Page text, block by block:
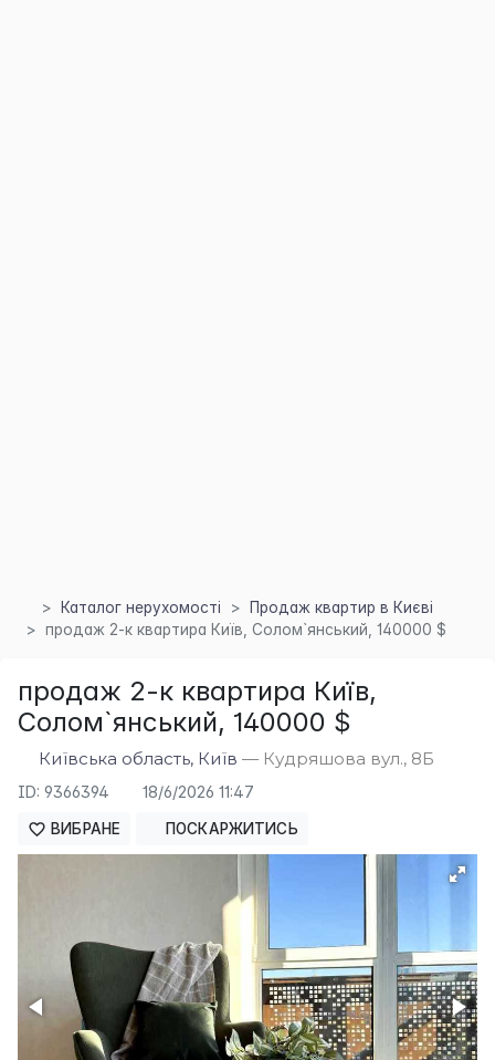
Каталог нерухомості
Продаж квартир в Києві
продаж 2-к квартира Київ, Солом`янський, 140000 $
продаж 2-к квартира Київ,
Солом`янський, 140000 $
Київська область, Київ — Кудряшова вул., 8Б
ID: 9366394 18/6/2026 11:47
ВИБРАНЕ ПОСКАРЖИТИСЬ